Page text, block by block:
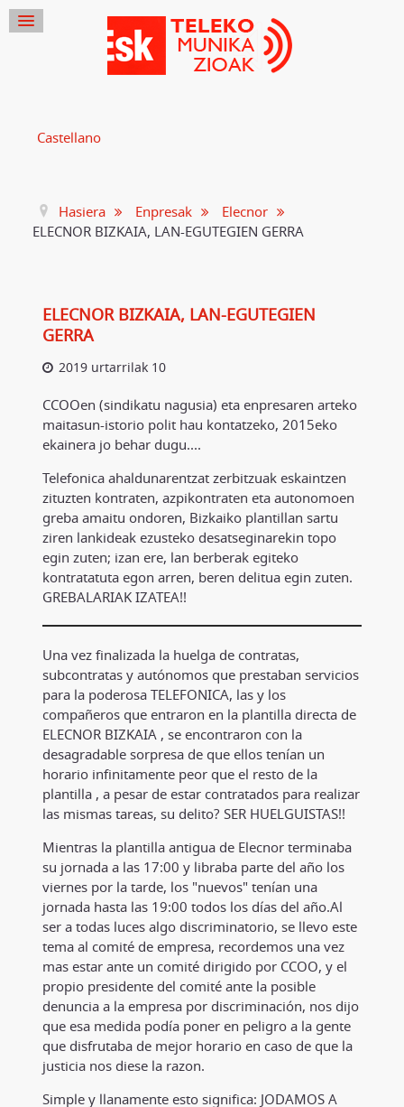
Castellano
Hasiera Enpresak
Elecnor
ELECNOR BIZKAIA, LAN-EGUTEGIEN GERRA
ELECNOR BIZKAIA, LAN-EGUTEGIEN
GERRA
2019 urtarrilak 10
CCOOen (sindikatu nagusia) eta enpresaren arteko
maitasun-istorio polit hau kontatzeko, 2015eko
ekainera jo behar dugu....
Telefonica ahaldunarentzat zerbitzuak eskaintzen
zituzten kontraten, azpikontraten eta autonomoen
greba amaitu ondoren, Bizkaiko plantillan sartu
ziren lankideak ezusteko desatseginarekin topo
egin zuten; izan ere, lan berberak egiteko
kontratatuta egon arren, beren delitua egin zuten.
GREBALARIAK IZATEA!!
Una vez finalizada la huelga de contratas,
subcontratas y autónomos que prestaban servicios
para la poderosa TELEFONICA, las y los
compañeros que entraron en la plantilla directa de
ELECNOR BIZKAIA , se encontraron con la
desagradable sorpresa de que ellos tenían un
horario infinitamente peor que el resto de la
plantilla , a pesar de estar contratados para realizar
las mismas tareas, su delito? SER HUELGUISTAS!!
Mientras la plantilla antigua de Elecnor terminaba
su jornada a las 17:00 y libraba parte del año los
viernes por la tarde, los "nuevos" tenían una
jornada hasta las 19:00 todos los días del año.Al
ser a todas luces algo discriminatorio, se llevo este
tema al comité de empresa, recordemos una vez
mas estar ante un comité dirigido por CCOO, y el
propio presidente del comité ante la posible
denuncia a la empresa por discriminación, nos dijo
que esa medida podía poner en peligro a la gente
que disfrutaba de mejor horario en caso de que la
justicia nos diese la razon.
Simple y llanamente esto significa: JODAMOS A